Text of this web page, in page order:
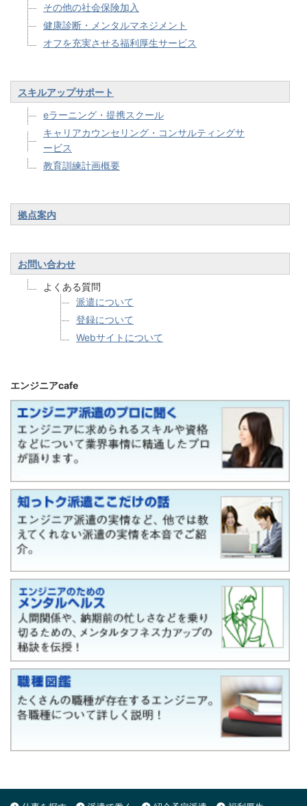
その他の社会保険加入
健康診断・メンタルマネジメント
オフを充実させる福利厚生サービス
スキルアップサポート
eラーニング・提携スクール
キャリアカウンセリング・コンサルティングサ
ービス
教育訓練計画概要
拠点案内
お問い合わせ
よくある質問
派遣について
登録について
Webサイトについて
エンジニアcafe